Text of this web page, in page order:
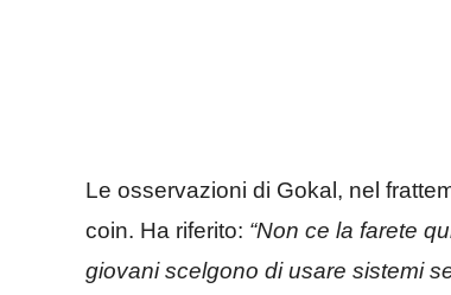
Le osservazioni di Gokal, nel
coin. Ha riferito: “Non ce la farete
giovani scelgono di usare sistemi